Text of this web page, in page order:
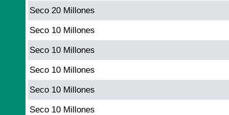
Seco 20 Millones
Seco 10 Millones
Seco 10 Millones
Seco 10 Millones
Seco 10 Millones
Seco 10 Millones